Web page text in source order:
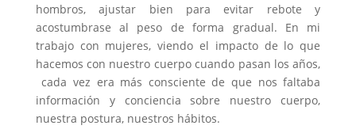
hombros, ajustar bien para evitar rebote y
acostumbrase al peso de forma gradual. En mi
trabajo con mujeres, viendo el impacto de lo que
hacemos con nuestro cuerpo cuando pasan los años,
cada vez era más consciente de que nos faltaba
información y conciencia sobre nuestro cuerpo,
nuestra postura, nuestros hábitos.